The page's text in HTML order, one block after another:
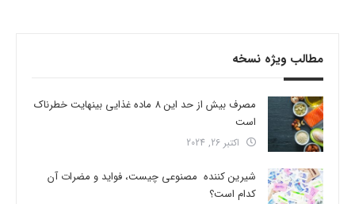
مطالب ویژه نسخه
مصرف بیش از حد این 8 ماده غذایی بینهایت خطرناک
است
اکتبر 26, 2024
شیرین کننده مصنوعی چیست، فواید و مضرات آن
کدام است؟